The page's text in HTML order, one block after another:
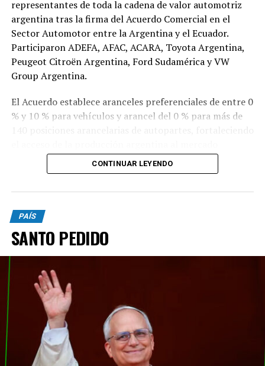
representantes de toda la cadena de valor automotriz
argentina tras la firma del Acuerdo Comercial en el
Sector Automotor entre la Argentina y el Ecuador.
Participaron ADEFA, AFAC, ACARA, Toyota Argentina,
Peugeot Citroën Argentina, Ford Sudamérica y VW
Group Argentina.
El Acuerdo establece aranceles preferenciales de entre 0
% y 10 % para vehículos y arancel del 0 % para más de
ecuatoriano.
ampliar la cantidad de modelos exportados y consolidar
el crecimiento de uno de los principales complejos
industriales y exportadores del país.
CONTINUAR LEYENDO
PAÍS
SANTO PEDIDO